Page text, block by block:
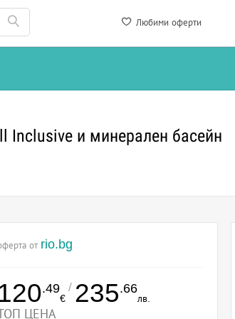
Любими оферти
Inclusive и минерален басейн
от rio.bg
.49
€
/ 235.66
лв.
ЦЕНА